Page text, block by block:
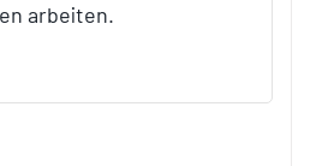
arbeiten.